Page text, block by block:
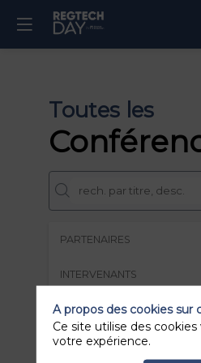
Toutes les
PARTENAIRES
INTERVENANTS
A propos des cookies sur
Ce site utilise des
votre expérience.